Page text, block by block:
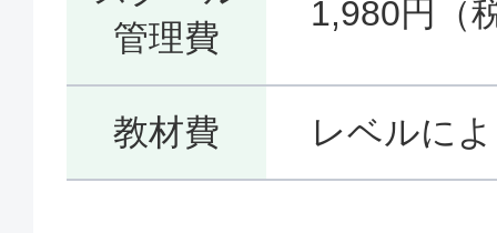
管理費
1,980円（
教材費 レベルに